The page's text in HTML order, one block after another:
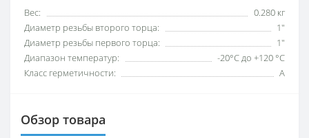
Вес:
0.280 кг
Диаметр резьбы второго торца:
1″
Диаметр резьбы первого торца:
1″
Диапазон температур:
-20°С до +120 °С
Класс герметичности:
А
Обзор товара